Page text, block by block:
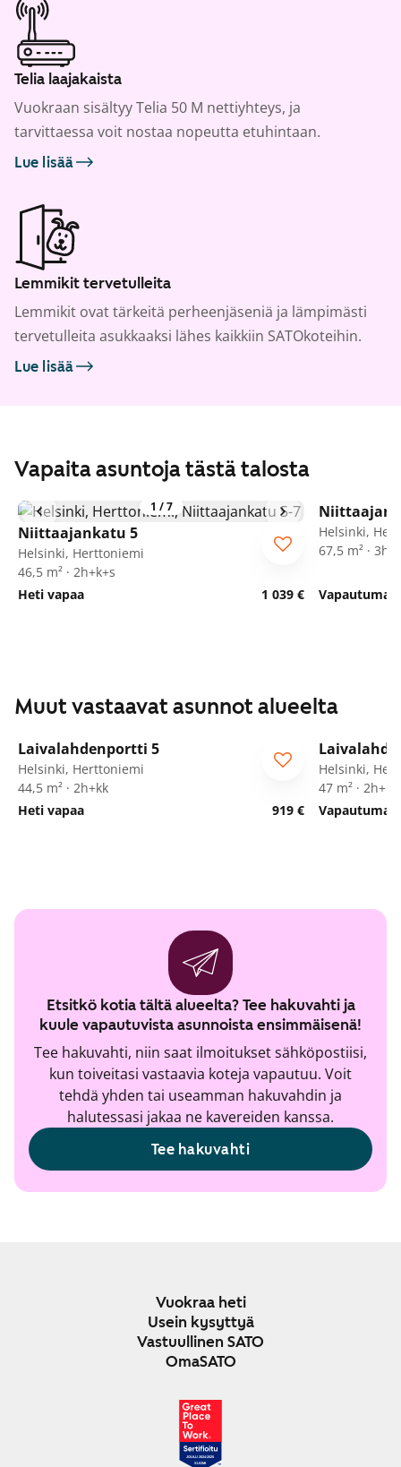
Telia laajakaista
Vuokraan sisältyy Telia 50 M nettiyhteys, ja
tarvittaessa voit nostaa nopeutta etuhintaan.
Lue lisää
Lemmikit tervetulleita
Lemmikit ovat tärkeitä perheenjäseniä ja lämpimästi
tervetulleita asukkaaksi lähes kaikkiin SATOkoteihin.
Lue lisää
Vapaita asuntoja tästä talosta
1 /7
Niittaajankatu 5
Helsinki, Herttoniemi
46,5 m² · 2h+k+s
Heti vapaa
1 039 €
Helsinki,
67,5 m² ·
Muut vastaavat asunnot alueelta
ARA Seniorille
Laivalahdenportti 5
Helsinki, Herttoniemi
44,5 m² · 2h+kk
Heti vapaa
919 €
Helsinki,
47 m² · 2h+kt
Etsitkö kotia tältä alueelta? Tee hakuvahti ja
kuule vapautuvista asunnoista ensimmäisenä!
Tee hakuvahti, niin saat ilmoitukset sähköpostiisi,
kun toiveitasi vastaavia koteja vapautuu. Voit
tehdä yhden tai useamman hakuvahdin ja
halutessasi jakaa ne kavereiden kanssa.
Tee hakuvahti
Vuokraa heti
Usein kysyttyä
Vastuullinen SATO
OmaSATO
JOULU 2024-2025
SUOMI